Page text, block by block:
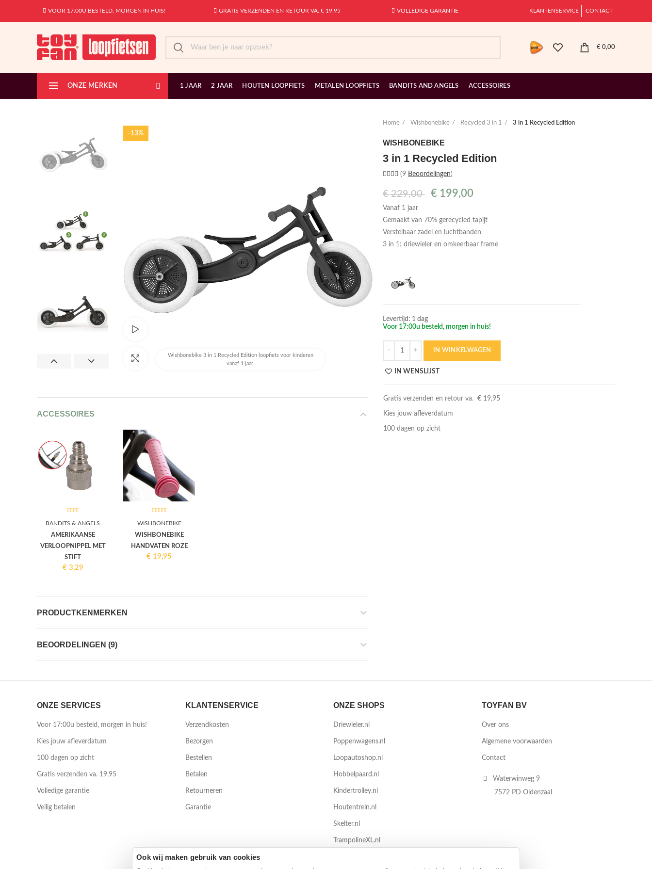
VOOR 17:00U BESTELD, MORGEN IN HUIS! GRATIS VERZENDEN EN RETOUR VA. € 19,95 VOLLEDIGE GARANTIE KLANTENSERVICE CONTACT
€ 0,00
ONZE MERKEN 1 JAAR 2 JAAR HOUTEN LOOPFIETS METALEN LOOPFIETS BANDITS AND ANGELS ACCESSOIRES
-13%
Wishbonebike 3 in 1 Recycled Edition loopfiets voor kinderen
vanaf 1 jaar.
Afbeelding vergroten
ACCESSOIRES
BANDITS & ANGELS
AMERIKAANSE
VERLOOPNIPPEL MET
STIFT
€ 3,29
WISHBONEBIKE
WISHBONEBIKE
HANDVATEN ROZE
€ 19,95
PRODUCTKENMERKEN
BEOORDELINGEN (9)
Home Wishbonebike Recycled 3 in 1 3 in 1 Recycled Edition
WISHBONEBIKE
3 in 1 Recycled Edition
(9 Beoordelingen)
€229,00 € 199,00
Vanaf 1 jaar
Gemaakt van 70% gerecycled tapijt
Verstelbaar zadel en luchtbanden
3 in 1: driewieler en omkeerbaar frame
Levertijd: 1 dag
Voor 17:00u besteld, morgen in huis!
Hoeveelheid
IN WINKELWAGEN
IN WENSLIJST
Gratis verzenden en retour va. € 19,95
Kies jouw afleverdatum
100 dagen op zicht
ONZE SERVICES
Voor 17:00u besteld, morgen in huis!
Kies jouw afleverdatum
100 dagen op zicht
Gratis verzenden va. 19,95
Volledige garantie
Veilig betalen
KLANTENSERVICE
Verzendkosten
Bezorgen
Bestellen
Betalen
Retourneren
Garantie
ONZE SHOPS
Driewieler.nl
Poppenwagens.nl
Loopautoshop.nl
Hobbelpaard.nl
Kindertrolley.nl
Houtentrein.nl
Skelter.nl
TrampolineXL.nl
TOYFAN BV
Over ons
Algemene voorwaarden
Contact
Waterwinweg 9
7572 PD Oldenzaal
Ook wij maken gebruik van cookies